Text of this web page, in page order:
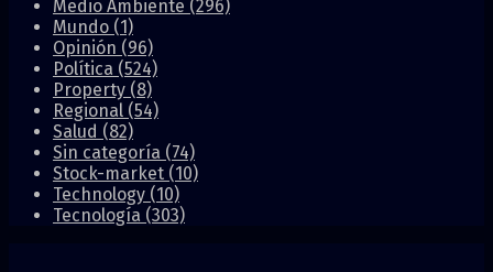
Medio Ambiente (296)
Mundo (1)
Opinión (96)
Política (524)
Property (8)
Regional (54)
Salud (82)
Sin categoría (74)
Stock-market (10)
Technology (10)
Tecnología (303)